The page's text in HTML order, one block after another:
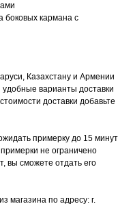
боковых кармана с
Казахстану и Армении
варианты доставки
доставки добавьте
примерку до 15 минут
не ограничено
вы сможете отдать его
магазина по адресу: г.